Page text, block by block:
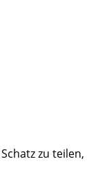
zu teilen,